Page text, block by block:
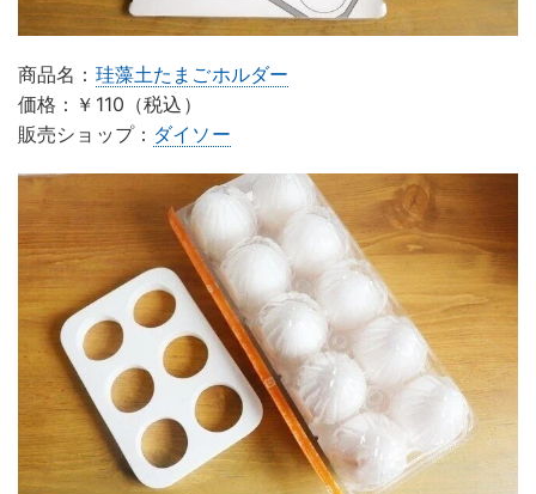
商品名： 珪藻土たまごホルダー
価格：￥110（税込）
販売ショップ： ダイソー